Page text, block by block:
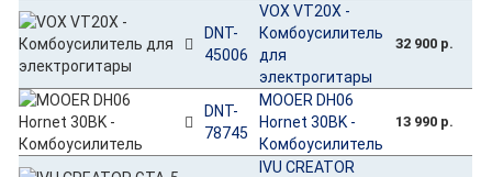
DNT-
45006
VOX VT20X -
Комбоусилитель
для
электрогитары
32 900 р.
DNT-
78745
MOOER DH06
Hornet 30BK -
Комбоусилитель
13 990 р.
IVU CREATOR